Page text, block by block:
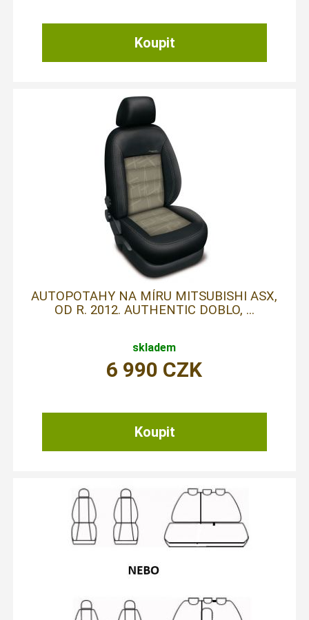
AUTOPOTAHY NA MÍRU MITSUBISHI ASX,
OD R. 2012. AUTHENTIC DOBLO, ...
skladem
6 990 CZK